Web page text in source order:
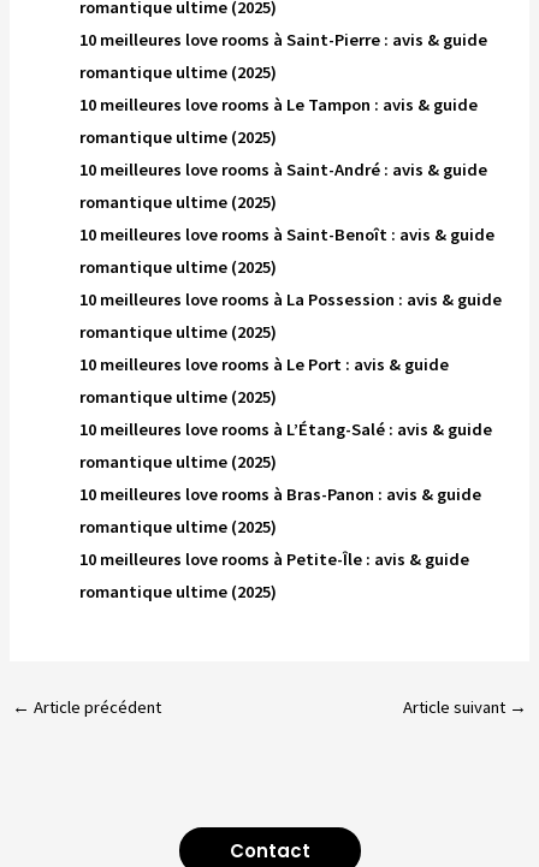
romantique ultime (2025)
10 meilleures love rooms à Saint-Pierre : avis & guide
romantique ultime (2025)
10 meilleures love rooms à Le Tampon : avis & guide
romantique ultime (2025)
10 meilleures love rooms à Saint-André : avis & guide
romantique ultime (2025)
10 meilleures love rooms à Saint-Benoît : avis & guide
romantique ultime (2025)
10 meilleures love rooms à La Possession : avis & guide
romantique ultime (2025)
10 meilleures love rooms à Le Port : avis & guide
romantique ultime (2025)
10 meilleures love rooms à L’Étang-Salé : avis & guide
romantique ultime (2025)
10 meilleures love rooms à Bras-Panon : avis & guide
romantique ultime (2025)
10 meilleures love rooms à Petite-Île : avis & guide
romantique ultime (2025)
← Article précédent Article suivant →
Contact